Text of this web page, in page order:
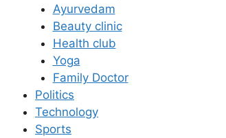
Ayurvedam
Beauty clinic
Health club
Yoga
Family Doctor
Politics
Technology
Sports